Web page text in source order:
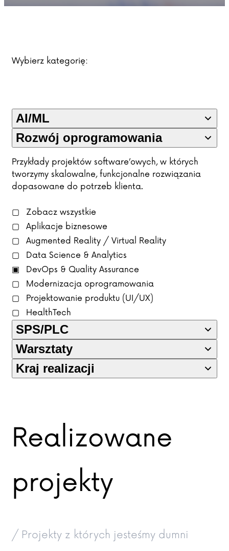
Wybierz kategorię:
AI/ML
Rozwój oprogramowania
Przykłady projektów software’owych, w których
tworzymy skalowalne, funkcjonalne rozwiązania
dopasowane do potrzeb klienta.
Zobacz wszystkie
Aplikacje biznesowe
Augmented Reality / Virtual Reality
Data Science & Analytics
DevOps & Quality Assurance
Modernizacja oprogramowania
Projektowanie produktu (UI/UX)
HealthTech
SPS/PLC
Warsztaty
Kraj realizacji
Realizowane
projekty
/ Projekty z których jesteśmy dumni